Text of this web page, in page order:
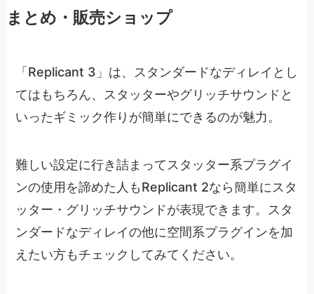
まとめ・販売ショップ
「Replicant 3」は、スタンダードなディレイとし
てはもちろん、スタッターやグリッチサウンドと
いったギミック作りが簡単にできるのが魅力。
難しい設定に行き詰まってスタッター系プラグイ
ンの使用を諦めた人もReplicant 2なら簡単にスタ
ッター・グリッチサウンドが表現できます。スタ
ンダードなディレイの他に空間系プラグインを加
えたい方もチェックしてみてください。